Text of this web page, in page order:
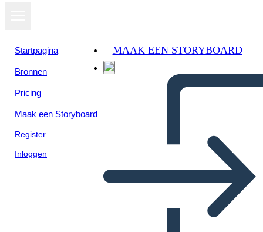
Startpagina
Bronnen
Pricing
Maak een Storyboard
Register
Inloggen
MAAK EEN STORYBOARD
Bekijk als
diavoorstelling